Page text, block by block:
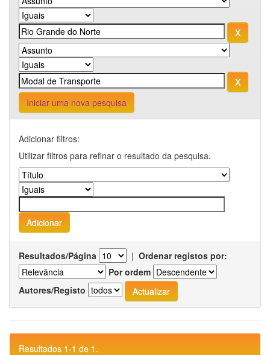
Iniciar uma nova pesquisa
Adicionar filtros:
Utilizar filtros para refinar o resultado da pesquisa.
Resultados/Página | Ordenar registos por:
Por ordem
Autores/Registo
Resultados 1-1 de 1.